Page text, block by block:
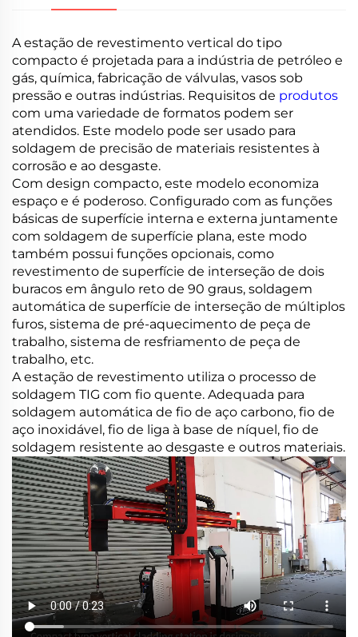
A estação de revestimento vertical do tipo
compacto é projetada para a indústria de petróleo e
gás, química, fabricação de válvulas, vasos sob
pressão e outras indústrias. Requisitos de produtos
com uma variedade de formatos podem ser
atendidos. Este modelo pode ser usado para
soldagem de precisão de materiais resistentes à
corrosão e ao desgaste.
Com design compacto, este modelo economiza
espaço e é poderoso. Configurado com as funções
básicas de superfície interna e externa juntamente
com soldagem de superfície plana, este modo
também possui funções opcionais, como
revestimento de superfície de interseção de dois
buracos em ângulo reto de 90 graus, soldagem
automática de superfície de interseção de múltiplos
furos, sistema de pré-aquecimento de peça de
trabalho, sistema de resfriamento de peça de
trabalho, etc.
A estação de revestimento utiliza o processo de
soldagem TIG com fio quente. Adequada para
soldagem automática de fio de aço carbono, fio de
aço inoxidável, fio de liga à base de níquel, fio de
soldagem resistente ao desgaste e outros materiais.